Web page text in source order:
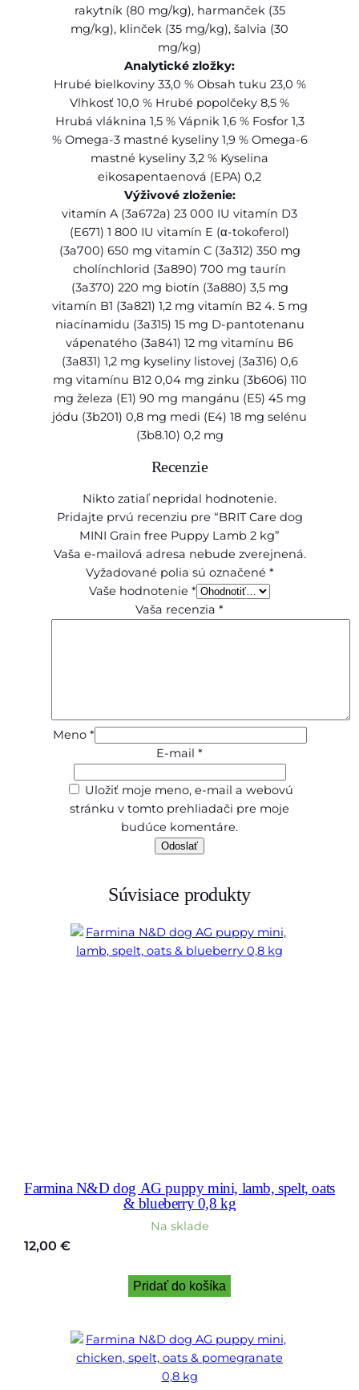
rakytník (80 mg/kg), harmanček (35
mg/kg), klinček (35 mg/kg), šalvia (30
mg/kg)
Analytické zložky:
Hrubé bielkoviny 33,0 % Obsah tuku 23,0 %
Vlhkosť 10,0 % Hrubé popolčeky 8,5 %
Hrubá vláknina 1,5 % Vápnik 1,6 % Fosfor 1,3
% Omega-3 mastné kyseliny 1,9 % Omega-6
mastné kyseliny 3,2 % Kyselina
eikosapentaenová (EPA) 0,2
Výživové zloženie:
vitamín A (3a672a) 23 000 IU vitamín D3
(E671) 1 800 IU vitamín E (α-tokoferol)
(3a700) 650 mg vitamín C (3a312) 350 mg
cholínchlorid (3a890) 700 mg taurín
(3a370) 220 mg biotín (3a880) 3,5 mg
vitamín B1 (3a821) 1,2 mg vitamín B2 4. 5 mg
niacínamidu (3a315) 15 mg D-pantotenanu
vápenatého (3a841) 12 mg vitamínu B6
(3a831) 1,2 mg kyseliny listovej (3a316) 0,6
mg vitamínu B12 0,04 mg zinku (3b606) 110
mg železa (E1) 90 mg mangánu (E5) 45 mg
jódu (3b201) 0,8 mg medi (E4) 18 mg selénu
(3b8.10) 0,2 mg
Recenzie
Nikto zatiaľ nepridal hodnotenie.
Pridajte prvú recenziu pre “BRIT Care dog
MINI Grain free Puppy Lamb 2 kg”
Vaša e-mailová adresa nebude zverejnená.
Vyžadované polia sú označené *
Vaše hodnotenie *
Vaša recenzia *
Meno *
E-mail *
Uložiť moje meno, e-mail a webovú
stránku v tomto prehliadači pre moje
budúce komentáre.
Súvisiace produkty
Farmina N&D dog AG puppy mini, lamb, spelt, oats
& blueberry 0,8 kg
Na sklade
12,00 €
Pridať do košíka